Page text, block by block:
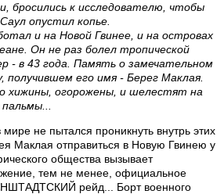
бросились к исследователю, чтобы
опустил копье.
и на Новой Гвинее, и на островах
Он не раз болел тропической
- в 43 года. Память о замечательном
получившем его имя - Берег Маклая.
хижины, огорожены, и шелестят на
не пытался проникнуть внутрь этих
Маклая отправиться в Новую Гвинею у
общества вызывает
тем не менее, официальное
рейд... Борт военного